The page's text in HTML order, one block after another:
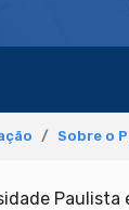
Sobre o